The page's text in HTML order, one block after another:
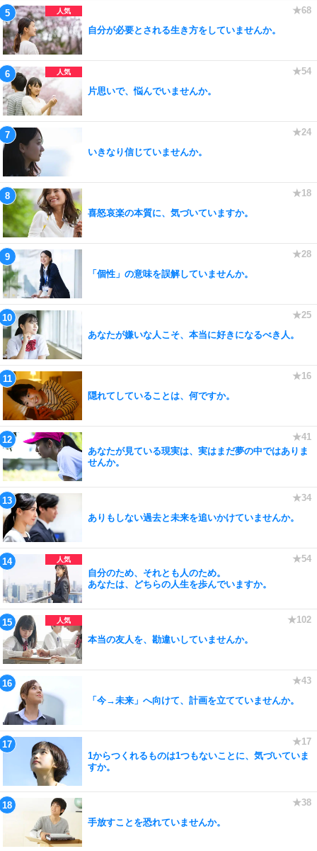
自分が必要とされる生き方をしていませんか。
片思いで、悩んでいませんか。
いきなり信じていませんか。
喜怒哀楽の本質に、気づいていますか。
「個性」の意味を誤解していませんか。
あなたが嫌いな人こそ、本当に好きになるべき人。
隠れてしていることは、何ですか。
あなたが見ている現実は、実はまだ夢の中ではありま
せんか。
ありもしない過去と未来を追いかけていませんか。
自分のため、それとも人のため。
あなたは、どちらの人生を歩んでいますか。
本当の友人を、勘違いしていませんか。
「今→未来」へ向けて、計画を立てていませんか。
1からつくれるものは1つもないことに、気づいていま
すか。
手放すことを恐れていませんか。